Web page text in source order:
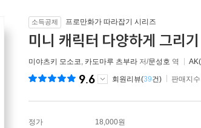
소득공제 프로만화가 따라잡기 시리즈
미니 캐릭터 다양하게 그리
미야츠키 모소코, 카도마루 츠부라 저/문성호 역
9.6 회원리뷰(39건) 판매지
정가 18,000원